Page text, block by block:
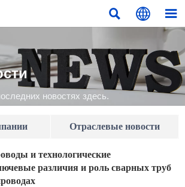
  
новостях здесь.
Отраслевые новости
и технологические
различия и роль сварных труб